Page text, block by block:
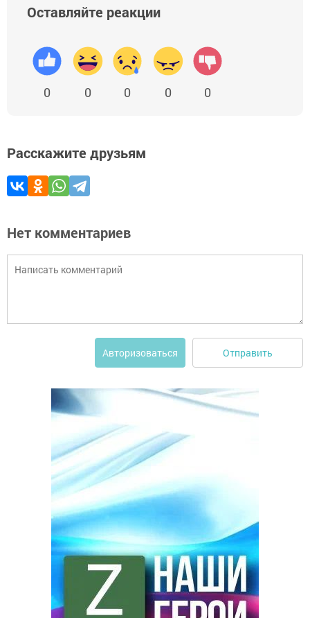
Оставляйте реакции
0 0 0 0 0
Расскажите друзьям
Нет комментариев
Авторизоваться Отправить